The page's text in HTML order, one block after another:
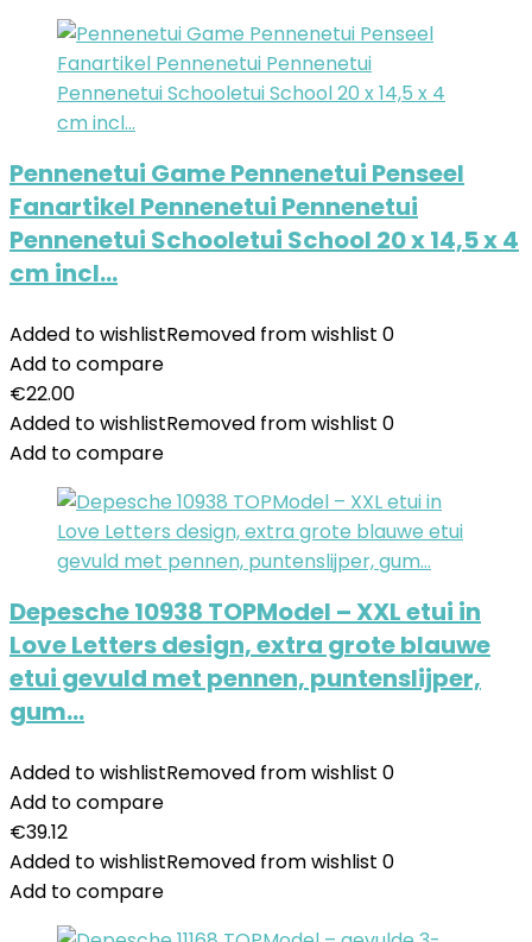
Pennenetui Game Pennenetui Penseel
Fanartikel Pennenetui Pennenetui
Pennenetui Schooletui School 20 x 14,5 x 4
cm incl…
Added to wishlistRemoved from wishlist 0
Add to compare
€22.00
Added to wishlistRemoved from wishlist 0
Add to compare
Depesche 10938 TOPModel – XXL etui in
Love Letters design, extra grote blauwe
etui gevuld met pennen, puntenslijper,
gum…
Added to wishlistRemoved from wishlist 0
Add to compare
€39.12
Added to wishlistRemoved from wishlist 0
Add to compare